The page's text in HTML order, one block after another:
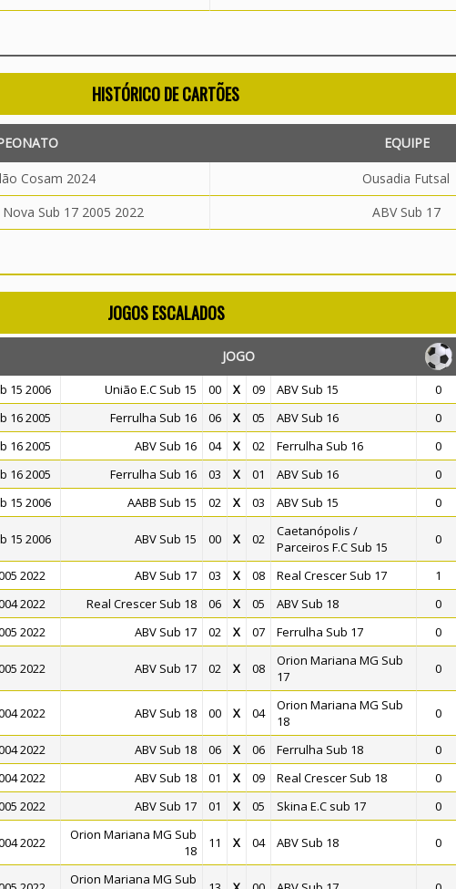
HISTÓRICO DE CARTÕES
EQUIPE
Cosam 2024 Ousadia Futsal
Sub 17 2005 2022 ABV Sub 17
JOGOS ESCALADOS
JOGO
15 2006 União E.C Sub 15 00 X 09 ABV Sub 15 0
16 2005 Ferrulha Sub 16 06 X 05 ABV Sub 16 0
16 2005 ABV Sub 16 04 X 02 Ferrulha Sub 16 0
16 2005 Ferrulha Sub 16 03 X 01 ABV Sub 16 0
15 2006 AABB Sub 15 02 X 03 ABV Sub 15 0
15 2006 ABV Sub 15 00 X 02
Caetanópolis /
Parceiros F.C Sub 15
0
2022 ABV Sub 17 03 X 08 Real Crescer Sub 17 1
2022 Real Crescer Sub 18 06 X 05 ABV Sub 18 0
2022 ABV Sub 17 02 X 07 Ferrulha Sub 17 0
2022 ABV Sub 17 02 X 08
Orion Mariana MG Sub
17
0
2022 ABV Sub 18 00 X 04
Orion Mariana MG Sub
18
0
2022 ABV Sub 18 06 X 06 Ferrulha Sub 18 0
2022 ABV Sub 18 01 X 09 Real Crescer Sub 18 0
2022 ABV Sub 17 01 X 05 Skina E.C sub 17 0
2022
Orion Mariana MG Sub
18
11 X 04 ABV Sub 18 0
Orion Mariana MG Sub